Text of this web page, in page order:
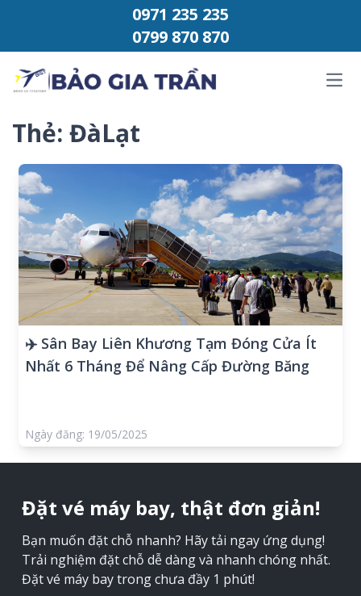
Chuyển đến phần nội dung0971 235 235
0799 870 870
Thẻ: ĐàLạt
✈️ Sân Bay Liên Khương Tạm Đóng Cửa Ít
Nhất 6 Tháng Để Nâng Cấp Đường Băng
Ngày đăng: 19/05/2025
Đặt vé máy bay, thật đơn giản!
Bạn muốn đặt chỗ nhanh? Hãy tải ngay ứng dụng!
Trải nghiệm đặt chỗ dễ dàng và nhanh chóng nhất.
Đặt vé máy bay trong chưa đầy 1 phút!